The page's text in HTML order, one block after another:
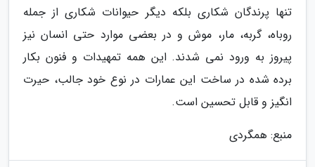
تنها پرندگان شکاری بلکه دیگر حیوانات شکاری از جمله
روباه، گربه، مار، موش و در بعضی موارد حتی انسان نیز
پیروز به ورود نمی شدند. این همه تمهیدات و فنون بکار
برده شده در ساخت این عمارات در نوع خود جالب، حیرت
انگیز و قابل تحسین است.
منبع: همگردی